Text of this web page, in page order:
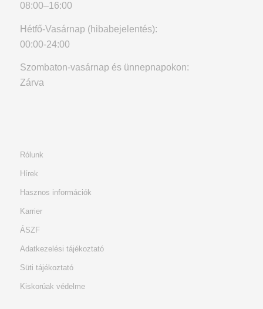
08:00–16:00
Hétfő-Vasárnap (hibabejelentés):
00:00-24:00
Szombaton-vasárnap és ünnepnapokon:
Zárva
Rólunk
Hírek
Hasznos információk
Karrier
ÁSZF
Adatkezelési tájékoztató
Süti tájékoztató
Kiskorúak védelme